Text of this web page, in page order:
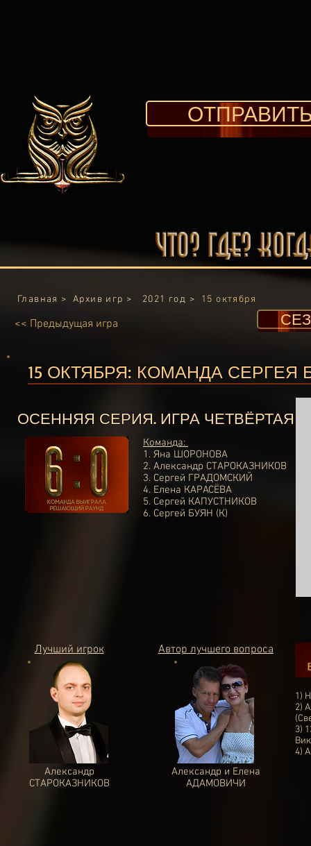
Главная > Архив игр > 2021 год > 15 октября
<< Предыдущая игра
15 ОКТЯБРЯ: КОМАНДА СЕРГЕЯ
ОСЕННЯЯ СЕРИЯ. ИГРА ЧЕТВЁРТАЯ
Команда:
1. Яна ШОРОНОВА
2. Александр СТАРОКАЗНИКОВ
3. Сергей ГРАДОМСКИЙ
4. Елена КАРАСЁВА
5. Сергей КАПУСТНИКОВ
6. Сергей БУЯН (К)
Лучший игрок
Александр
СТАРОКАЗНИКОВ
Автор лучшего вопроса
Александр и Елена
АДАМОВИЧИ
1)
2)
3)
4)